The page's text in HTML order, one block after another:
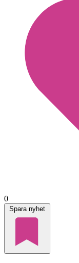
0
Spara nyhet